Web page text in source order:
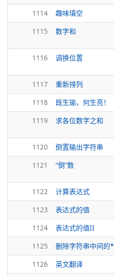
1114
趣味填空
1115
数字和
1116 调换位置
1117
重新排列
1118
既生瑜，何生亮！
1119
求各位数字之和
1120
倒置输出字符串
1121
“倒”数
1122
计算表达式
1123
表达式的值
1124
表达式的值II
1125
删除字符串中间的*
1126
英文翻译